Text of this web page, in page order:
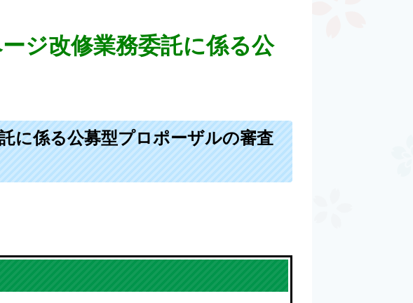
ジ改修業務委託に係る公
に係る公募型プロポーザルの審査